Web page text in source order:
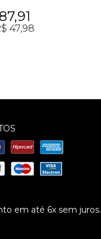
47,98
em até 6x sem juros.